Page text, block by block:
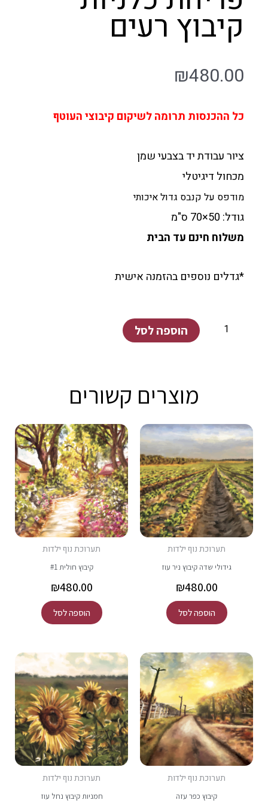
קיבוץ רעים
₪480.00
כל ההכנסות תרומה לשיקום קיבוצי העוטף
ציור עבודת יד בצבעי שמן
מכחול דיגיטלי
מודפס על קנבס גדול איכותי
גודל: 50×70 ס"מ
משלוח חינם עד הבית
*גדלים נוספים בהזמנה אישית
כמות
הוספה לסל
מוצרים קשורים
תערוכת נוף ילדות
גידולי שדה קיבוץ ניר עוז
₪480.00
הוספה לסל
תערוכת נוף ילדות
קיבוץ חולית #1
₪480.00
הוספה לסל
תערוכת נוף ילדות
קיבוץ כפר עזה
תערוכת נוף ילדות
חמניות קיבוץ נחל עוז